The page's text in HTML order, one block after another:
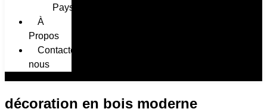
Paysage
À
Propos ​
Contactez-
nous
décoration en bois moderne